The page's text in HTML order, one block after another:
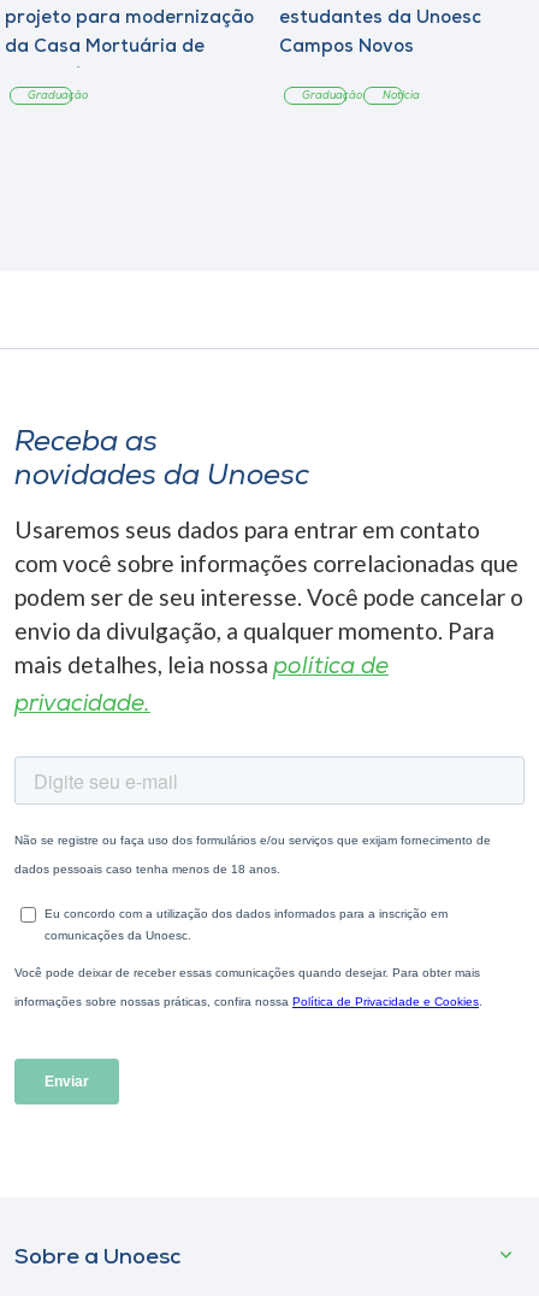
projeto para modernização
da Casa Mortuária de
Graduação
estudantes da Unoesc
Campos Novos
Graduação Notícia
Receba as
novidades da Unoesc
Usaremos seus dados para entrar em contato
com você sobre informações correlacionadas que
podem ser de seu interesse. Você pode cancelar o
envio da divulgação, a qualquer momento. Para
mais detalhes, leia nossa política de
privacidade.
Sobre a Unoesc